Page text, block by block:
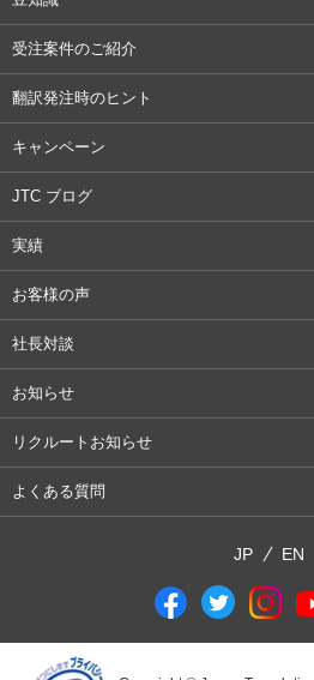
受注案件のご紹介
翻訳発注時のヒント
キャンペーン
JTC ブログ
実績
お客様の声
社長対談
お知らせ
リクルートお知らせ
よくある質問
JP EN